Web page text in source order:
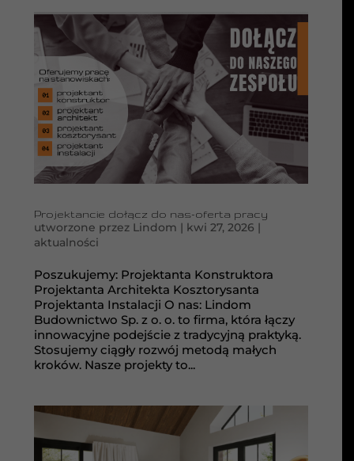
Projektancie dołącz do nas-oferta pracy
utworzone przez Lindom | kwi 27, 2026 |
aktualności
Poszukujemy: Projektanta Konstruktora
Projektanta Architekta Kosztorysanta
Projektanta Instalacji O nas: Lindom
Budownictwo Sp. z o. o. to firma, która łączy
innowacyjne podejście z tradycyjną praktyką.
Stosujemy ciągły rozwój metodą małych
kroków. Nasze projekty to...